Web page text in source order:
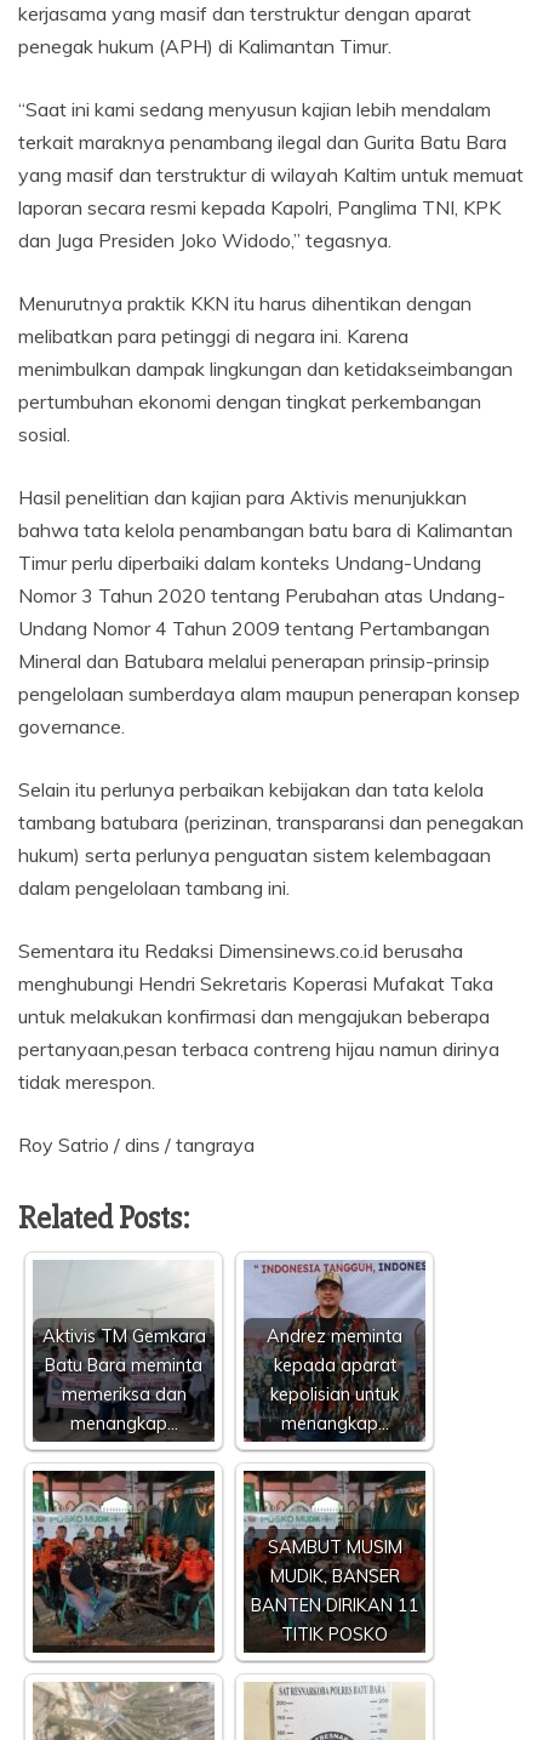
kerjasama yang masif dan terstruktur dengan aparat
penegak hukum (APH) di Kalimantan Timur.
“Saat ini kami sedang menyusun kajian lebih mendalam
terkait maraknya penambang ilegal dan Gurita Batu Bara
yang masif dan terstruktur di wilayah Kaltim untuk memuat
laporan secara resmi kepada Kapolri, Panglima TNI, KPK
dan Juga Presiden Joko Widodo,” tegasnya.
Menurutnya praktik KKN itu harus dihentikan dengan
melibatkan para petinggi di negara ini. Karena
menimbulkan dampak lingkungan dan ketidakseimbangan
pertumbuhan ekonomi dengan tingkat perkembangan
sosial.
Hasil penelitian dan kajian para Aktivis menunjukkan
bahwa tata kelola penambangan batu bara di Kalimantan
Timur perlu diperbaiki dalam konteks Undang-Undang
Nomor 3 Tahun 2020 tentang Perubahan atas Undang-
Undang Nomor 4 Tahun 2009 tentang Pertambangan
Mineral dan Batubara melalui penerapan prinsip-prinsip
pengelolaan sumberdaya alam maupun penerapan konsep
governance.
Selain itu perlunya perbaikan kebijakan dan tata kelola
tambang batubara (perizinan, transparansi dan penegakan
hukum) serta perlunya penguatan sistem kelembagaan
dalam pengelolaan tambang ini.
Sementara itu Redaksi Dimensinews.co.id berusaha
menghubungi Hendri Sekretaris Koperasi Mufakat Taka
untuk melakukan konfirmasi dan mengajukan beberapa
pertanyaan,pesan terbaca contreng hijau namun dirinya
tidak merespon.
Roy Satrio / dins / tangraya
Related Posts:
Aktivis TM Gemkara
Batu Bara meminta
memeriksa dan
menangkap…
Andrez meminta
kepada aparat
kepolisian untuk
menangkap…
SAMBUT MUSIM
MUDIK, BANSER
BANTEN DIRIKAN 11
TITIK POSKO